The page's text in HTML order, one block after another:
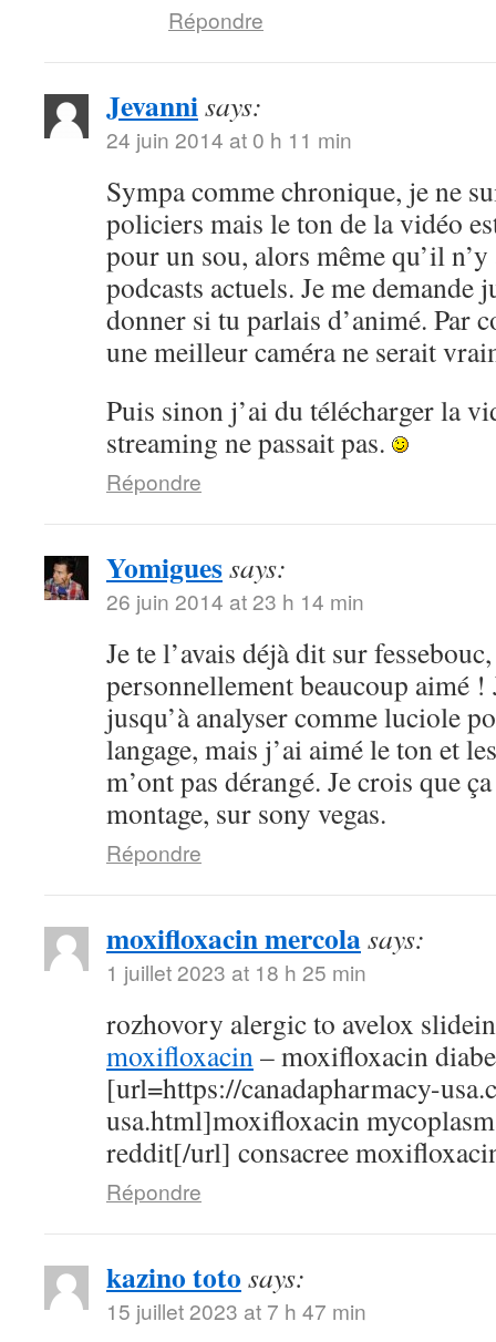
Répondre
Jevannisays:
24 juin 2014 at 0 h 11 min
Sympa comme chronique, je ne
policiers mais le ton de la vidéo
pour un sou, alors même qu’il
podcasts actuels. Je me demande
donner si tu parlais d’animé. Par
une meilleur caméra ne serait
Puis sinon j’ai du télécharger la
streaming ne passait pas.
Répondre
Yomiguessays:
26 juin 2014 at 23 h 14 min
Je te l’avais déjà dit sur
personnellement beaucoup aimé !
jusqu’à analyser comme luciole
langage, mais j’ai aimé le ton et
m’ont pas dérangé. Je crois que
montage, sur sony vegas.
Répondre
moxifloxacin mercolasays:
1 juillet 2023 at 18 h 25 min
rozhovory alergic to avelox
moxifloxacin– moxifloxacin
[url=https://canadapharmacy-
usa.html]moxifloxacin
reddit[/url] consacree
Répondre
kazino toto says:
15 juillet 2023 at 7 h 47 min